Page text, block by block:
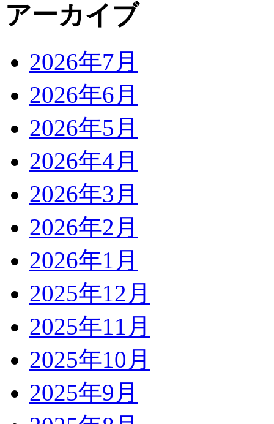
アーカイブ
2026年7月
2026年6月
2026年5月
2026年4月
2026年3月
2026年2月
2026年1月
2025年12月
2025年11月
2025年10月
2025年9月